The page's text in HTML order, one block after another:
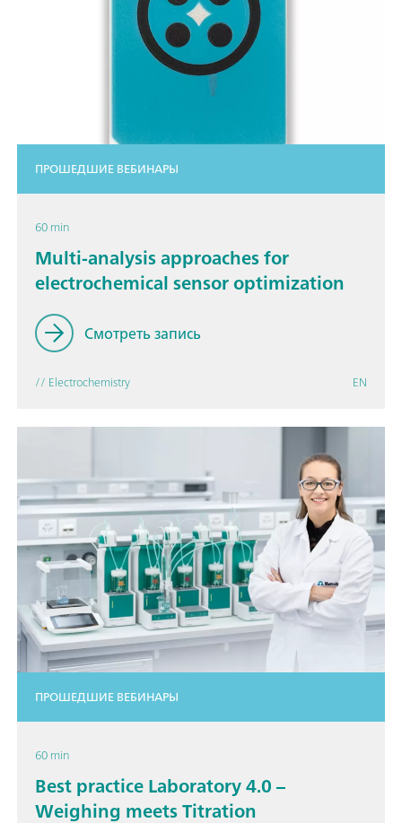
ПРОШЕДШИЕ ВЕБИНАРЫ
60 min
Multi-analysis approaches for
electrochemical sensor optimization
Смотреть запись
// Electrochemistry EN
ПРОШЕДШИЕ ВЕБИНАРЫ
60 min
Best practice Laboratory 4.0 –
Weighing meets Titration